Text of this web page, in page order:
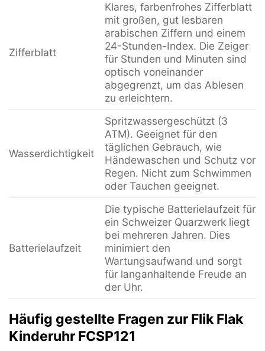
Zifferblatt
Klares, farbenfrohes Zifferblatt
mit großen, gut lesbaren
arabischen Ziffern und einem
24-Stunden-Index. Die Zeiger
für Stunden und Minuten sind
optisch voneinander
abgegrenzt, um das Ablesen
zu erleichtern.
Wasserdichtigkeit
Spritzwassergeschützt (3
ATM). Geeignet für den
täglichen Gebrauch, wie
Händewaschen und Schutz vor
Regen. Nicht zum Schwimmen
oder Tauchen geeignet.
Batterielaufzeit
Die typische Batterielaufzeit für
ein Schweizer Quarzwerk liegt
bei mehreren Jahren. Dies
minimiert den
Wartungsaufwand und sorgt
für langanhaltende Freude an
der Uhr.
Häufig gestellte Fragen zur Flik Flak
Kinderuhr FCSP121